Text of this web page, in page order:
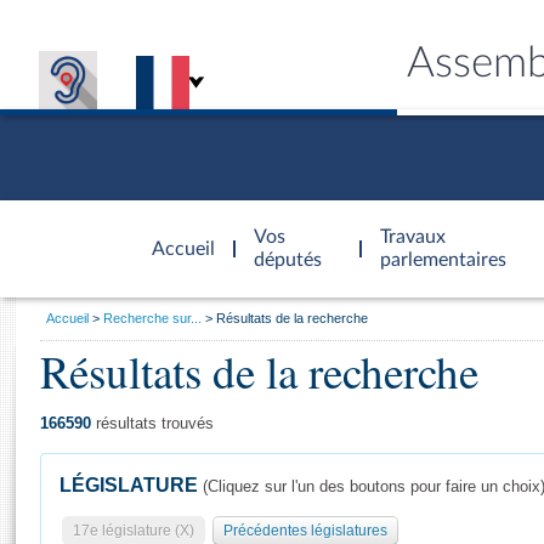
Accueil
d'accueil
Vos
députés
Travaux
parlementaires
Général
Vous
Accueil Recherche sur... Résultats de la recherche
Résultats de la recherche
166590 résultats trouvés
LÉGISLATURE (Cliquez sur l'un des boutons pour faire un choix)
17e législature (X) Précédentes législatures